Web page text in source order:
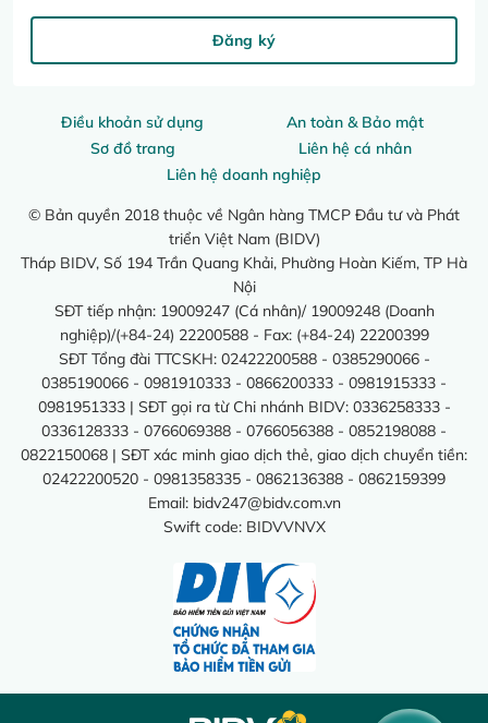
Điều khoản sử dụng
An toàn & Bảo mật
Sơ đồ trang
Liên hệ cá nhân
Liên hệ doanh nghiệp
© Bản quyền 2018 thuộc về Ngân hàng TMCP Đầu tư và Phát
triển Việt Nam (BIDV)
Tháp BIDV, Số 194 Trần Quang Khải, Phường Hoàn Kiếm, TP Hà
Nội
SĐT tiếp nhận: 19009247 (Cá nhân)/ 19009248 (Doanh
nghiệp)/(+84-24) 22200588 - Fax: (+84-24) 22200399
SĐT Tổng đài TTCSKH: 02422200588 - 0385290066 -
0385190066 - 0981910333 - 0866200333 - 0981915333 -
0981951333 | SĐT gọi ra từ Chi nhánh BIDV: 0336258333 -
0336128333 - 0766069388 - 0766056388 - 0852198088 -
0822150068 | SĐT xác minh giao dịch thẻ, giao dịch chuyển tiền:
02422200520 - 0981358335 - 0862136388 - 0862159399
Email: bidv247@bidv.com.vn
Swift code: BIDVVNVX
Đăng ký